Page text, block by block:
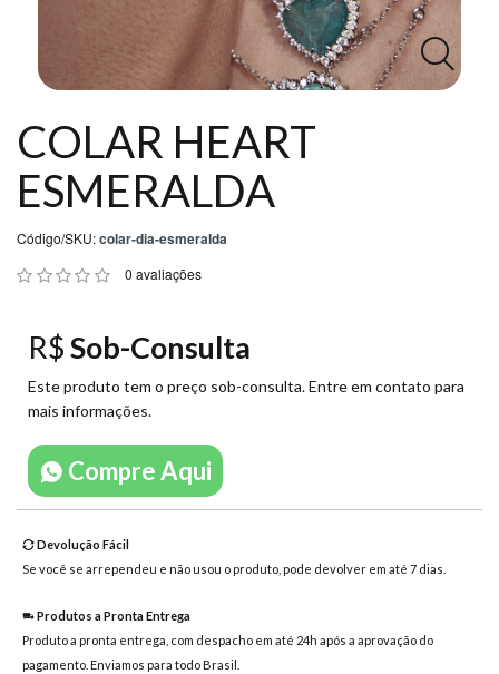
NEWS
Central
Atendimento
(11)
2192
Chat
WhatsApp
nos
uma
mensagem
COLAR HEART
ESMERALDA
Código/SKU:colar-dia-esmeralda
0 avaliações
R$Sob-Consulta
Este produto tem o preço sob-consulta. Entre em contato para
mais informações.
Compre Aqui
Devolução Fácil
Se você se arrependeu e não usou o produto, pode devolver em até 7 dias.
Produtos a Pronta Entrega
Produto a pronta entrega, com despacho em até 24h após a aprovação do
pagamento. Enviamos para todo Brasil.